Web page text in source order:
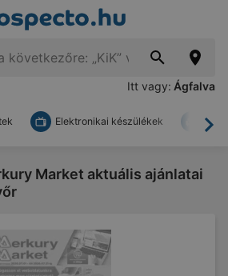
Itt vagy: Ágfalva
Elektronikai készülékek
Market aktuális ajánlatai